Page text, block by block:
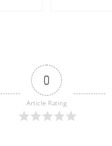
0
Article Rating